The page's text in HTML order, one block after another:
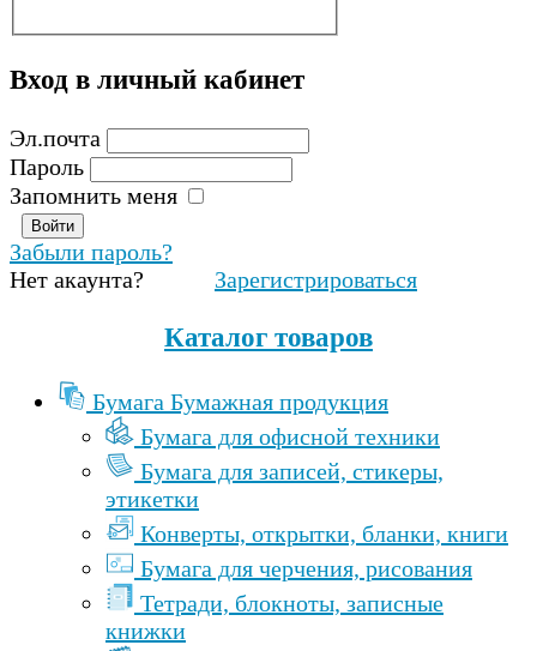
Вход в личный кабинет
Эл.почта
Пароль
Запомнить меня
Забыли пароль?
Нет акаунта?
Зарегистрироваться
Каталог товаров
Бумага Бумажная продукция
Бумага для офисной техники
Бумага для записей, стикеры,
этикетки
Конверты, открытки, бланки, книги
Бумага для черчения, рисования
Тетради, блокноты, записные
книжки